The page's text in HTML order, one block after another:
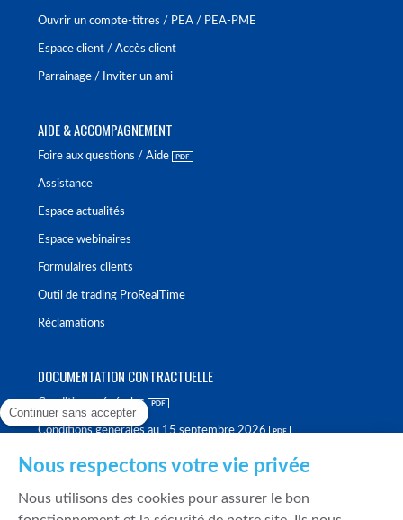
Ouvrir un compte-titres / PEA / PEA-PME
Espace client / Accès client
Parrainage / Inviter un ami
AIDE & ACCOMPAGNEMENT
Foire aux questions / Aide
Assistance
Espace actualités
Espace webinaires
Formulaires clients
Outil de trading ProRealTime
Réclamations
DOCUMENTATION CONTRACTUELLE
Conditions générales
Conditions générales au 15 septembre 2026
Politique de meilleure sélection
Continuer sans accepter
Nous respectons votre vie privée
Nous utilisons des cookies pour assurer le bon